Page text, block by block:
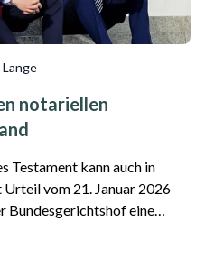
notariellen
Testament kann auch in
Bundesgerichtshof eine